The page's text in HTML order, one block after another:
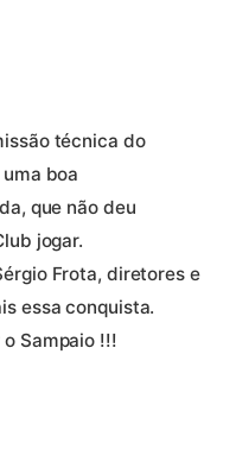
técnica do
boa
que não deu
jogar.
Frota, diretores e
essa conquista.
Sampaio !!!